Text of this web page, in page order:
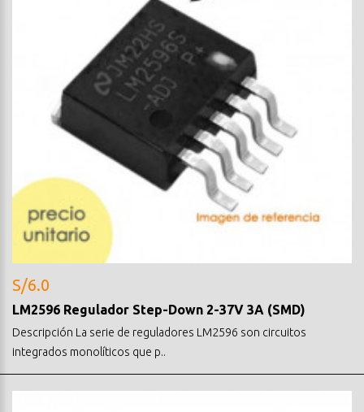
S/6.0
LM2596 Regulador Step-Down 2-37V 3A (SMD)
Descripción La serie de reguladores LM2596 son circuitos
integrados monolíticos que p..